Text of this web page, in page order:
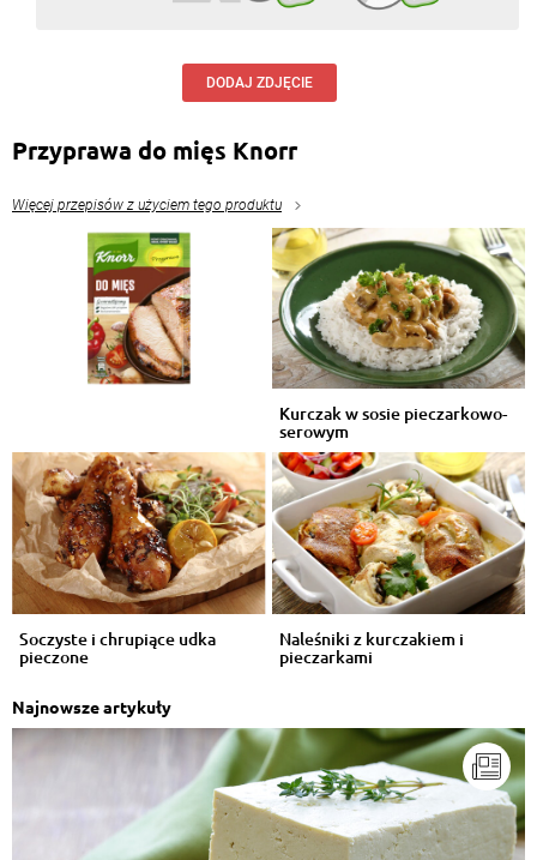
DODAJ ZDJĘCIE
Przyprawa do mięs Knorr
Więcej przepisów z użyciem tego produktu
Kurczak w sosie pieczarkowo-
serowym
Soczyste i chrupiące udka
pieczone
Naleśniki z kurczakiem i
pieczarkami
Najnowsze artykuły